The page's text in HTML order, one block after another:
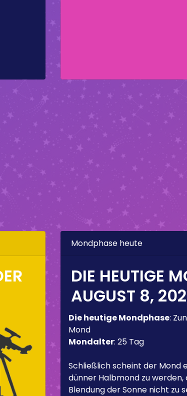
Mondphase heute
DIE HEUTIGE
AUGUST 8,
Die heutige Mondphase:
Mond
Mondalter: 25 Tag
Schließlich scheint der Mond
dünner Halbmond zu werden,
Blendung der Sonne nicht zu